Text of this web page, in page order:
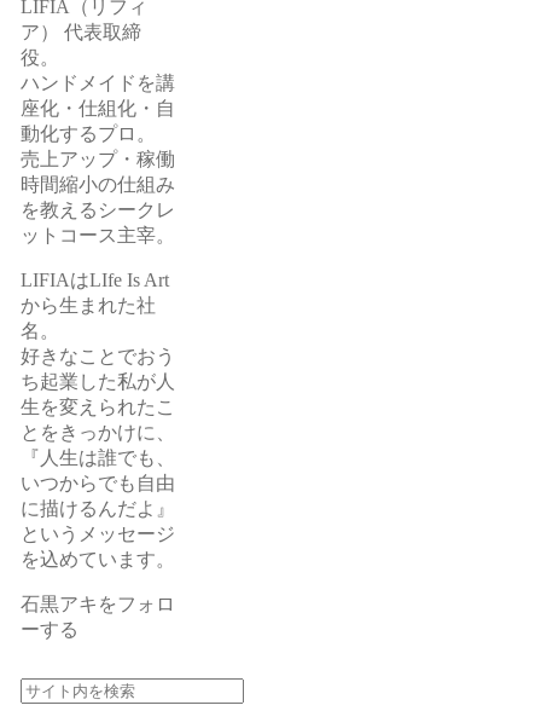
LIFIA（リフィ
ア） 代表取締
役。
ハンドメイドを講
座化・仕組化・自
動化するプロ。
売上アップ・稼働
時間縮小の仕組み
を教えるシークレ
ットコース主宰。
LIFIAはLIfe Is Art
から生まれた社
名。
好きなことでおう
ち起業した私が人
生を変えられたこ
とをきっかけに、
『人生は誰でも、
いつからでも自由
に描けるんだよ』
というメッセージ
を込めています。
石黒アキをフォロ
ーする